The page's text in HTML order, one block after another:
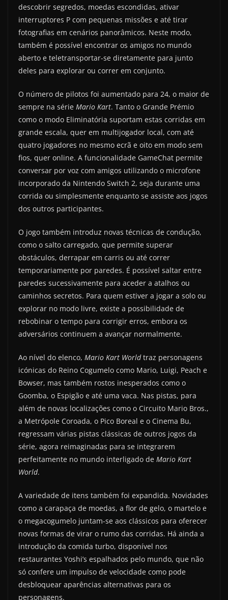
descobrir segredos, moedas escondidas, ativar
interruptores P com pequenas missões e até tirar
fotografias em cenários panorâmicos. Neste modo,
também é possível encontrar os amigos no mundo
aberto e teletransportar-se diretamente para junto
deles para explorar ou correr em conjunto.
O número de pilotos foi aumentado para 24, o maior de
sempre na série Mario Kart. Tanto o Grande Prémio
como o modo Eliminatória suportam estas corridas em
grande escala, quer em multijogador local, com até
quatro jogadores no mesmo ecrã e oito em modo sem
fios, quer online. A funcionalidade GameChat permite
conversar por voz com amigos utilizando o microfone
incorporado da Nintendo Switch 2, seja durante uma
corrida ou simplesmente enquanto se assiste aos jogos
dos outros participantes.
O jogo também introduz novas técnicas de condução,
como o salto carregado, que permite superar
obstáculos, derrapar em carris ou até correr
temporariamente por paredes. É possível saltar entre
paredes sucessivamente para aceder a atalhos ou
caminhos secretos. Para quem estiver a jogar a solo ou
explorar no modo livre, existe a possibilidade de
rebobinar o tempo para corrigir erros, embora os
adversários continuem a avançar normalmente.
Ao nível do elenco, Mario Kart Worldtraz personagens
icónicas do Reino Cogumelo como Mario, Luigi, Peach e
Bowser, mas também rostos inesperados como o
Goomba, o Espigão e até uma vaca. Nas pistas, para
além de novas localizações como o Circuito Mario Bros.,
a Metrópole Coroada, o Pico Boreal e o Cinema Bu,
regressam várias pistas clássicas de outros jogos da
série, agora reimaginadas para se integrarem
perfeitamente no mundo interligado de Mario Kart
World.
A variedade de itens também foi expandida. Novidades
como a carapaça de moedas, a flor de gelo, o martelo e
o megacogumelo juntam-se aos clássicos para oferecer
novas formas de virar o rumo das corridas. Há ainda a
introdução da comida turbo, disponível nos
restaurantes Yoshi’s espalhados pelo mundo, que não
só confere um impulso de velocidade como pode
desbloquear aparências alternativas para os
personagens.